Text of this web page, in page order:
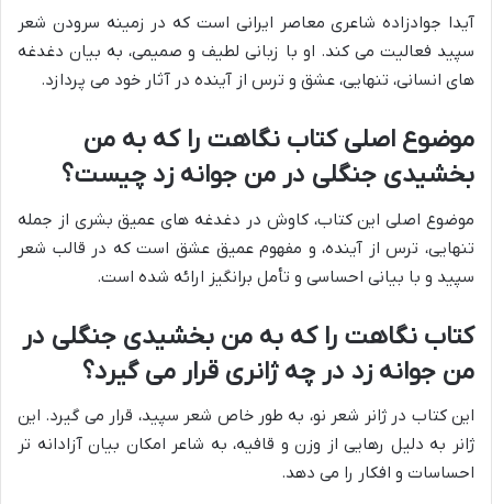
آیدا جوادزاده شاعری معاصر ایرانی است که در زمینه سرودن شعر
سپید فعالیت می کند. او با زبانی لطیف و صمیمی، به بیان دغدغه
های انسانی، تنهایی، عشق و ترس از آینده در آثار خود می پردازد.
موضوع اصلی کتاب نگاهت را که به من
بخشیدی جنگلی در من جوانه زد چیست؟
موضوع اصلی این کتاب، کاوش در دغدغه های عمیق بشری از جمله
تنهایی، ترس از آینده، و مفهوم عمیق عشق است که در قالب شعر
سپید و با بیانی احساسی و تأمل برانگیز ارائه شده است.
کتاب نگاهت را که به من بخشیدی جنگلی در
من جوانه زد در چه ژانری قرار می گیرد؟
این کتاب در ژانر شعر نو، به طور خاص شعر سپید، قرار می گیرد. این
ژانر به دلیل رهایی از وزن و قافیه، به شاعر امکان بیان آزادانه تر
احساسات و افکار را می دهد.